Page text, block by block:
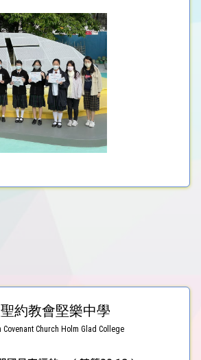
約教會堅樂中學
Church Holm Glad College